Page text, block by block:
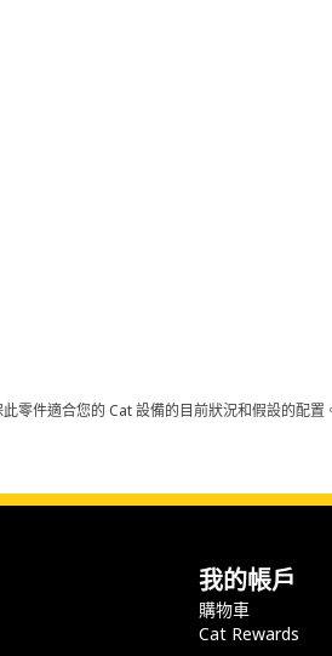
件適合您的 Cat 設備的目前狀況和假設的配置
我的帳戶
購物車
Cat Rewards